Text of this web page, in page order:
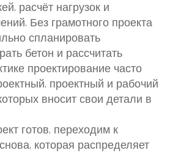
расчёт нагрузок и
. Без грамотного проекта
спланировать
бетон и рассчитать
проектирование часто
проектный и рабочий
вносит свои детали в
готов, переходим к
которая распределяет